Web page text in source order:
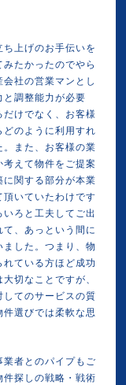
上げのお手伝いを
たかったのでやら
社の営業マンとし
と調整能力が必要
けでなく、お客様
のように利用すれ
また、お客様の業
えて物件をご提案
関する部分が本業
いていたわけです
ろと工夫してご出
、あっという間に
した。つまり、物
ている方ほど成功
切なことですが、
てのサービスの質
選びでは柔軟な思
者とのパイプもご
探しの戦略・戦術